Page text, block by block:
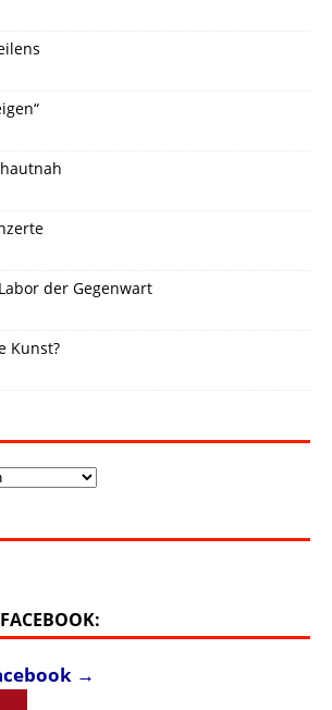
der Gegenwart
Kunst?
→